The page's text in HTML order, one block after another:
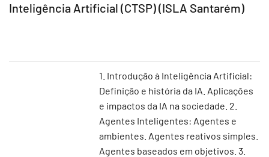
Inteligência Artificial (CTSP) (ISLA Santarém)
1. Introdução à Inteligência Artificial:
Definição e história da IA. Aplicações
e impactos da IA na sociedade. 2.
Agentes Inteligentes: Agentes e
ambientes. Agentes reativos simples.
Agentes baseados em objetivos. 3.